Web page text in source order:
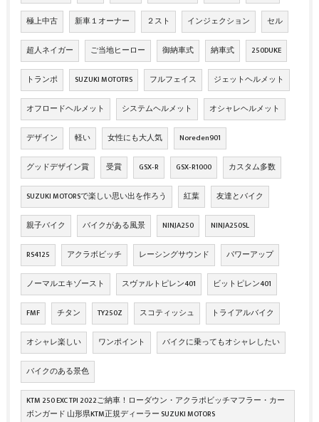
極上中古 新車１オーナー ２スト インジェクション セル
超人ネイガー ご当地ヒーロー 御納車式 納車式 250DUKE
トランポ SUZUKI MOTOTRS フルフェイス ジェットヘルメット
オフロードヘルメット システムヘルメット オシャレヘルメット
デザイン 軽い 女性にも大人気 Noreden901
グッドデザイン賞 受賞 GSX‐R GSX‐R1000 カスタム多数
SUZUKI MOTORSで楽しい思い出を作ろう 紅葉 友達とバイク
親子バイク バイクがある風景 NINJA250 NINJA250SL
RS4125 アクラボビッチ レーシングサウンド パワーアップ
ノーマルエキゾースト スヴァルトピレン401 ビットピレン401
FMF チタン TY250Z スコティッシュ トライアルバイク
オシャレ楽しい ワンポイント バイクに乗ってもオシャレしたい
バイクのある景色
KTM 250 EXC TPI 2022ご納車！ローダウン・アクラポビッチマフラー・カー
ボンガード 山形県KTM正規ディーラー SUZUKI MOTORS